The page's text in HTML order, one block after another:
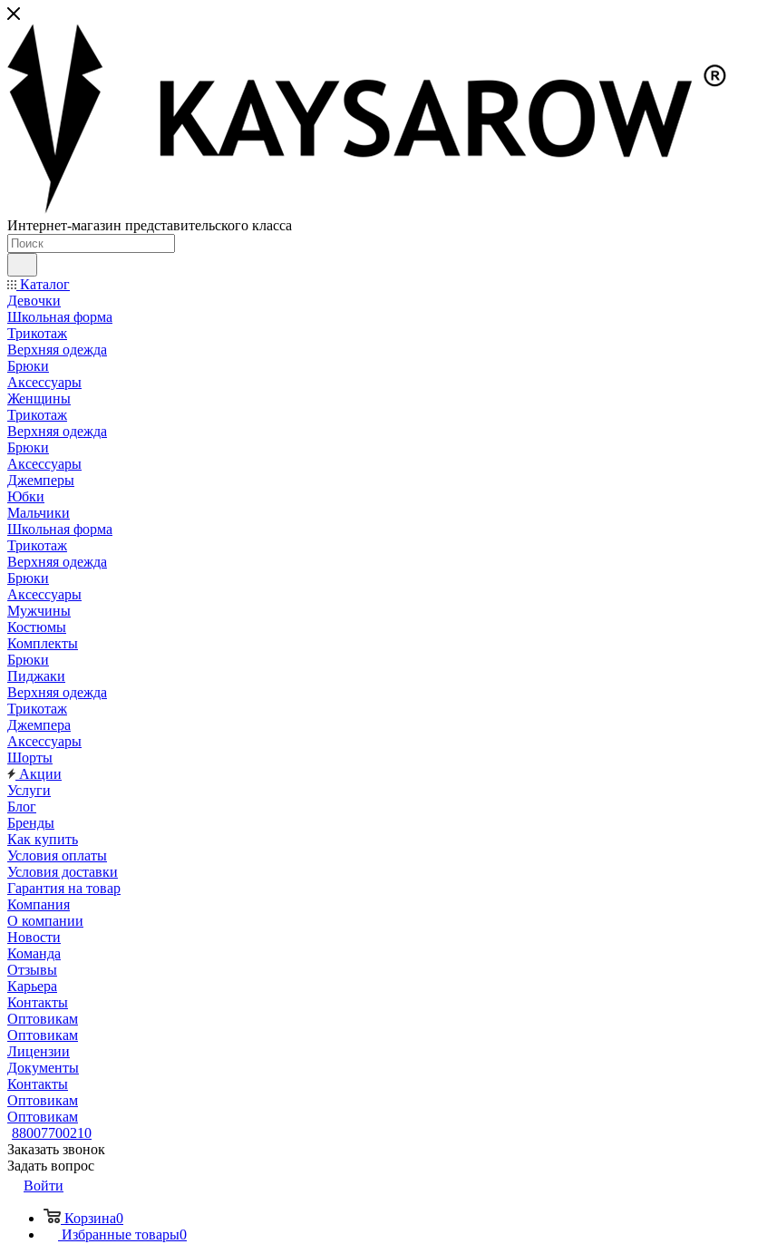
Интернет-магазин представительского класса
Каталог
Девочки
Школьная форма
Трикотаж
Верхняя одежда
Брюки
Аксессуары
Женщины
Трикотаж
Верхняя одежда
Брюки
Аксессуары
Джемперы
Юбки
Мальчики
Школьная форма
Трикотаж
Верхняя одежда
Брюки
Аксессуары
Мужчины
Костюмы
Комплекты
Брюки
Пиджаки
Верхняя одежда
Трикотаж
Джемпера
Аксессуары
Шорты
Акции
Услуги
Блог
Бренды
Как купить
Условия оплаты
Условия доставки
Гарантия на товар
Компания
О компании
Новости
Команда
Отзывы
Карьера
Контакты
Оптовикам
Оптовикам
Лицензии
Документы
Контакты
Оптовикам
Оптовикам
88007700210
Заказать звонок
Задать вопрос
Войти
Корзина0
Избранные товары0